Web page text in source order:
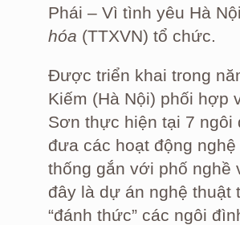
Phái – Vì tình yêu Hà
hóa (TTXVN) tổ chức.
Được triển khai trong
Kiếm (Hà Nội) phối hợp
Sơn thực hiện tại 7
đưa các hoạt động
thống gắn với phố nghề
đây là dự án nghệ
“đánh thức” các ngôi